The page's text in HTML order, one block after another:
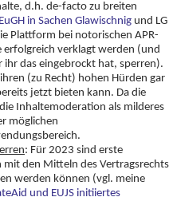
d.h. de-facto zu breiten
EuGH in Sachen Glawischnig und LG
Plattform bei notorischen APR-
verklagt werden (und
das eingebrockt hat, sperren).
(zu Recht) hohen Hürden gar
jetzt bieten kann. Da die
Inhaltemoderation als milderes
möglichen
: Für 2023 sind erste
den Mitteln des Vertragsrechts
werden können (vgl. meine
und EUJS initiiertes